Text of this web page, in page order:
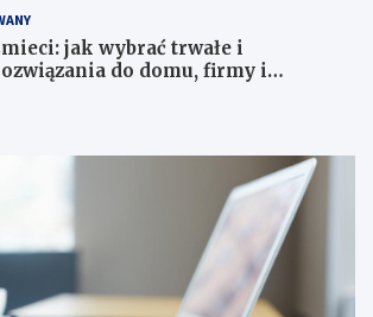
jak wybrać trwałe i
do domu, firmy i